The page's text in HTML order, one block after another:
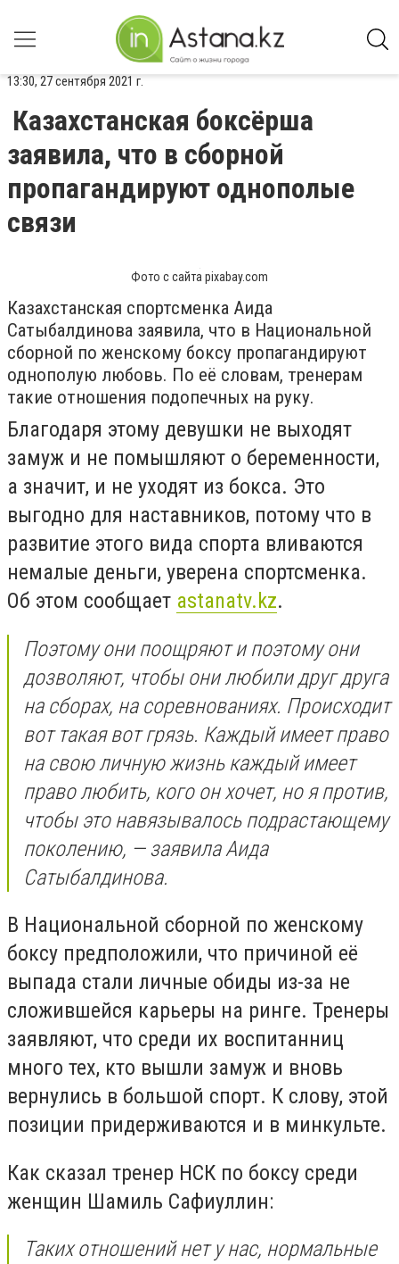
13:30, 27 сентября 2021 г.
Казахстанская боксёрша
заявила, что в сборной
пропагандируют однополые
связи
Фото с сайта pixabay.com
Казахстанская спортсменка Аида
Сатыбалдинова заявила, что в Национальной
сборной по женскому боксу пропагандируют
однополую любовь. По её словам, тренерам
такие отношения подопечных на руку.
Благодаря этому девушки не выходят
замуж и не помышляют о беременности,
а значит, и не уходят из бокса. Это
выгодно для наставников, потому что в
развитие этого вида спорта вливаются
немалые деньги, уверена спортсменка.
Об этом сообщает astanatv.kz.
Поэтому они поощряют и поэтому они
дозволяют, чтобы они любили друг друга
на сборах, на соревнованиях. Происходит
вот такая вот грязь. Каждый имеет право
на свою личную жизнь каждый имеет
право любить, кого он хочет, но я против,
чтобы это навязывалось подрастающему
поколению, — заявила Аида
Сатыбалдинова.
В Национальной сборной по женскому
боксу предположили, что причиной её
выпада стали личные обиды из-за не
сложившейся карьеры на ринге. Тренеры
заявляют, что среди их воспитанниц
много тех, кто вышли замуж и вновь
вернулись в большой спорт. К слову, этой
позиции придерживаются и в минкульте.
Как сказал тренер НСК по боксу среди
женщин Шамиль Сафиуллин:
Таких отношений нет у нас, нормальные